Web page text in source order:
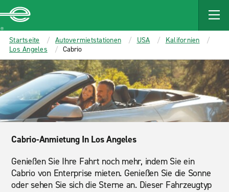
MAIN
CONTENT
Enterprise
Startseite Autovermietstationen USA
Kalifornien
Los Angeles
Cabrio
Cabrio-Anmietung In Los Angeles
Genießen Sie Ihre Fahrt noch mehr, indem Sie ein
Cabrio von Enterprise mieten. Genießen Sie die Sonne
oder sehen Sie sich die Sterne an. Dieser Fahrzeugtyp